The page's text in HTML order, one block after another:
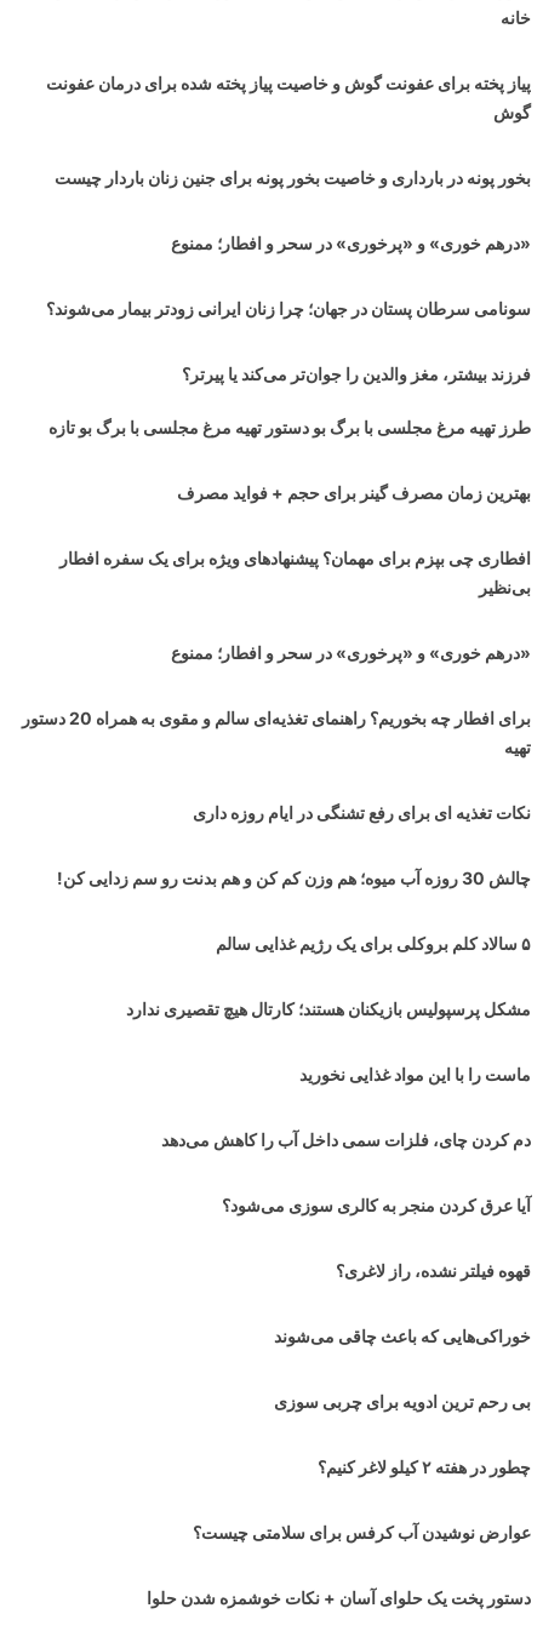
خانه
پیاز پخته برای عفونت گوش و خاصیت پیاز پخته شده برای درمان عفونت
گوش
بخور پونه در بارداری و خاصیت بخور پونه برای جنین زنان باردار چیست
«درهم خوری» و «پرخوری» در سحر و افطار؛ ممنوع
سونامی سرطان پستان در جهان‌؛ چرا زنان ایرانی زودتر بیمار می‌شوند؟
فرزند بیشتر، مغز والدین را جوان‌تر می‌کند یا پیرتر؟
طرز تهیه مرغ مجلسی با برگ بو دستور تهیه مرغ مجلسی با برگ بو تازه
بهترین زمان مصرف گینر برای حجم + فواید مصرف
افطاری چی بپزم برای مهمان؟ پیشنهادهای ویژه برای یک سفره افطار
بی‌نظیر
«درهم خوری» و «پرخوری» در سحر و افطار؛ ممنوع
برای افطار چه بخوریم؟ راهنمای تغذیه‌ای سالم و مقوی به همراه 20 دستور
تهیه
نکات تغذیه ای برای رفع تشنگی در ایام روزه داری
چالش 30 روزه آب میوه؛ هم وزن کم کن و هم بدنت رو سم زدایی کن!
۵ سالاد کلم بروکلی برای یک رژیم غذایی سالم
مشکل پرسپولیس بازیکنان هستند؛ کارتال هیچ تقصیری ندارد
ماست را با این مواد غذایی نخورید
دم کردن چای، فلزات سمی داخل آب را کاهش می‌دهد
آیا عرق کردن منجر به کالری سوزی می‌شود؟
قهوه فیلتر نشده، راز لاغری؟
خوراکی‌هایی که باعث چاقی می‌شوند
بی رحم ترین ادویه برای چربی سوزی
چطور در هفته ۲ کیلو لاغر کنیم؟
عوارض نوشیدن آب کرفس برای سلامتی چیست؟
دستور پخت یک حلوای آسان + نکات خوشمزه شدن حلوا